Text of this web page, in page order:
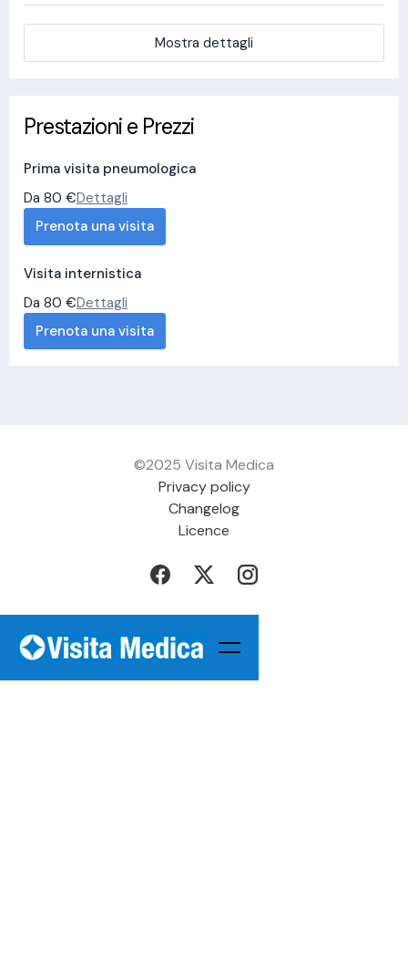
Mostra dettagli
Prestazioni e Prezzi
Prima visita pneumologica
Da 80 €Dettagli
Prenota una visita
Visita internistica
Da 80 €Dettagli
Prenota una visita
©2025 Visita Medica
Privacy policy
Changelog
Licence